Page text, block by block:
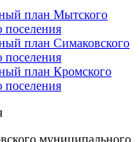
план Мытского
поселения
план Симаковского
поселения
план Кромского
поселения
муниципального